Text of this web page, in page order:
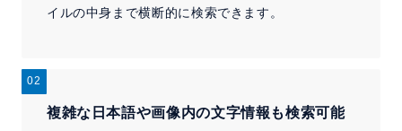
イルの中身まで横断的に検索できます。
02
複雑な日本語や画像内の文字情報も検索可能